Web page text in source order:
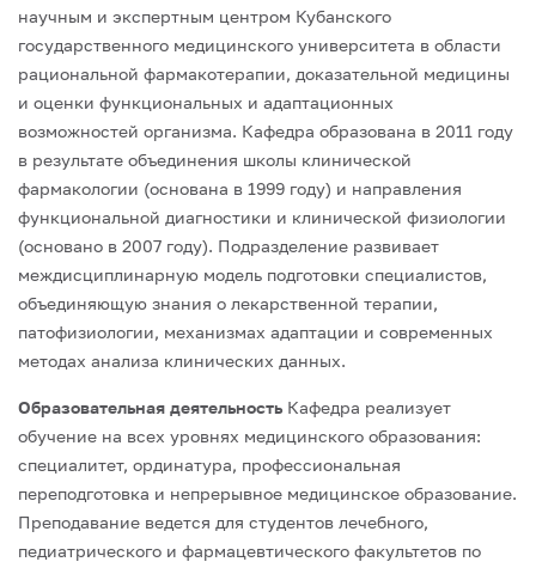
научным и экспертным центром Кубанского
государственного медицинского университета в области
рациональной фармакотерапии, доказательной медицины
и оценки функциональных и адаптационных
возможностей организма. Кафедра образована в 2011 году
в результате объединения школы клинической
фармакологии (основана в 1999 году) и направления
функциональной диагностики и клинической физиологии
(основано в 2007 году). Подразделение развивает
междисциплинарную модель подготовки специалистов,
объединяющую знания о лекарственной терапии,
патофизиологии, механизмах адаптации и современных
методах анализа клинических данных.
Образовательная деятельность Кафедра реализует
обучение на всех уровнях медицинского образования:
специалитет, ординатура, профессиональная
переподготовка и непрерывное медицинское образование.
Преподавание ведется для студентов лечебного,
педиатрического и фармацевтического факультетов по